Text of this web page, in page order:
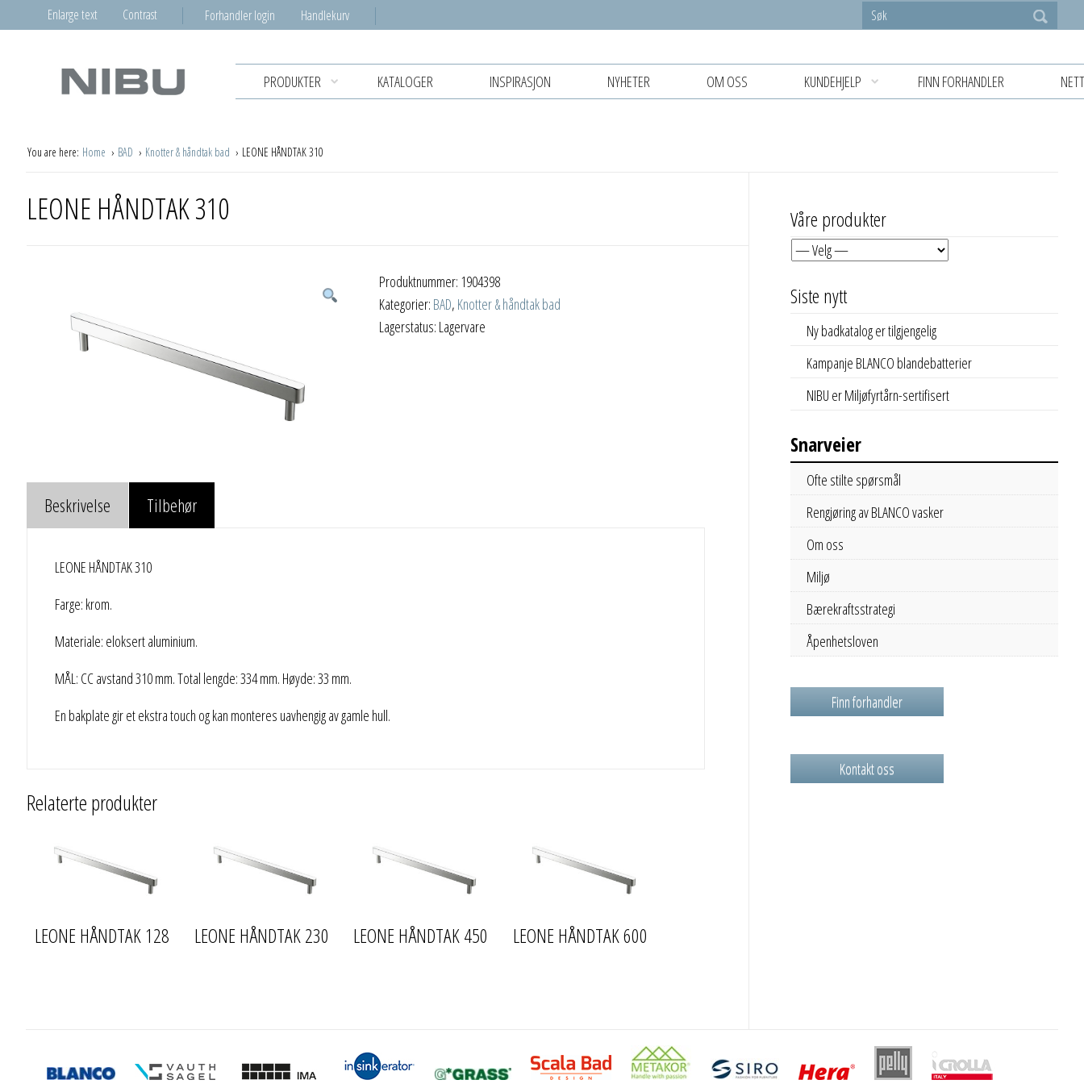
Enlarge text Contrast Forhandler login Handlekurv
PRODUKTER KATALOGER INSPIRASJON NYHETER OM OSS KUNDEHJELP FINN FORHANDLER
You are here: Home BAD Knotter & håndtak bad LEONE HÅNDTAK 310
LEONE HÅNDTAK 310
Produktnummer: 1904398
Kategorier: BAD, Knotter & håndtak bad
Lagerstatus: Lagervare
Beskrivelse Tilbehør
LEONE HÅNDTAK 310
Farge: krom.
Materiale: eloksert aluminium.
MÅL: CC avstand 310 mm. Total lengde: 334 mm. Høyde: 33 mm.
En bakplate gir et ekstra touch og kan monteres uavhengig av gamle hull.
Relaterte produkter
LEONE HÅNDTAK 128 LEONE HÅNDTAK 230 LEONE HÅNDTAK 450 LEONE HÅNDTAK 600
Våre produkter
Siste nytt
Ny badkatalog er tilgjengelig
Kampanje BLANCO blandebatterier
NIBU er Miljøfyrtårn-sertifisert
Snarveier
Ofte stilte spørsmål
Rengjøring av BLANCO vasker
Om oss
Miljø
Bærekraftsstrategi
Åpenhetsloven
Finn forhandler
Kontakt oss